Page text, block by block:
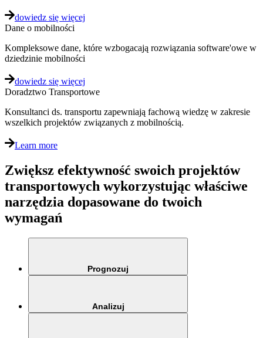
dowiedz się więcej
Dane o mobilności
Kompleksowe dane, które wzbogacają rozwiązania software'owe w
dziedzinie mobilności
dowiedz się więcej
Doradztwo Transportowe
Konsultanci ds. transportu zapewniają fachową wiedzę w zakresie
wszelkich projektów związanych z mobilnością.
Learn more
Zwiększ efektywność swoich projektów
transportowych wykorzystując właściwe
narzędzia dopasowane do twoich
wymagań
Prognozuj
Analizuj